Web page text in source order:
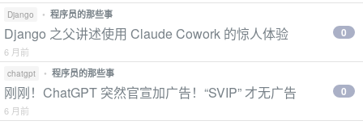
Django • 程序员的那些事
Django 之父讲述使用 Claude Cowork 的惊人体验
6 月前
0
chatgpt • 程序员的那些事
刚刚！ChatGPT 突然官宣加广告！“SVIP” 才无广告
6 月前
0